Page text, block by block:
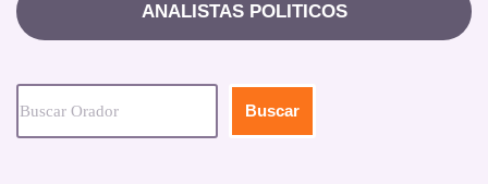
ANALISTAS POLITICOS
Buscar